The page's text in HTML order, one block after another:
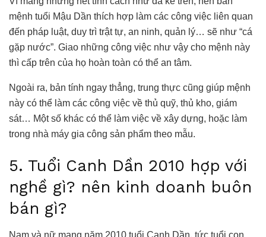
mệnh tuổi Mậu Dần thích hợp làm các công việc liên quan
đến pháp luật, duy trì trật tự, an ninh, quản lý… sẽ như “cá
gặp nước”. Giao những công việc như vậy cho mệnh này
thì cấp trên của họ hoàn toàn có thể an tâm.
Ngoài ra, bản tính ngay thẳng, trung thực cũng giúp mệnh
này có thể làm các công việc về thủ quỹ, thủ kho, giám
sát… Một số khác có thể làm việc về xây dựng, hoặc làm
trong nhà máy gia công sản phẩm theo mẫu.
5. Tuổi Canh Dần 2010 hợp với
nghề gì? nên kinh doanh buôn
bán gì?
Nam và nữ mạng năm 2010 tuổi Canh Dần, tức tuổi con